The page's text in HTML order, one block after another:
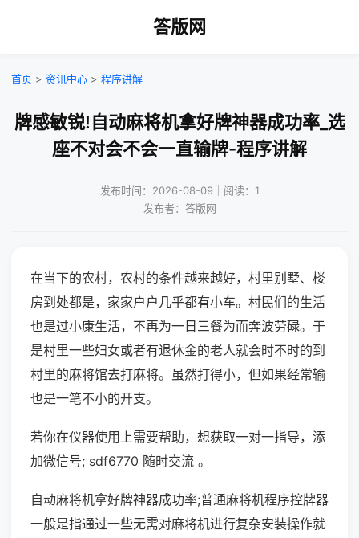
答版网
首页 > 资讯中心 > 程序讲解
牌感敏锐!自动麻将机拿好牌神器成功率_选
座不对会不会一直输牌-程序讲解
发布时间：2026-08-09｜阅读：1
发布者：答版网
在当下的农村，农村的条件越来越好，村里别墅、楼
房到处都是，家家户户几乎都有小车。村民们的生活
也是过小康生活，不再为一日三餐为而奔波劳碌。于
是村里一些妇女或者有退休金的老人就会时不时的到
村里的麻将馆去打麻将。虽然打得小，但如果经常输
也是一笔不小的开支。
若你在仪器使用上需要帮助，想获取一对一指导，添
加微信号; sdf6770 随时交流 。
自动麻将机拿好牌神器成功率;普通麻将机程序控牌器
一般是指通过一些无需对麻将机进行复杂安装操作就